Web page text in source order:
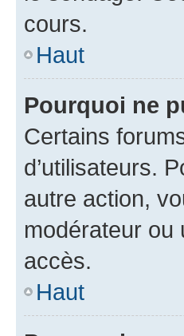
cours.
Haut
Pourquoi ne
Certains
d’utilisateurs.
autre action,
modérateur ou
accès.
Haut